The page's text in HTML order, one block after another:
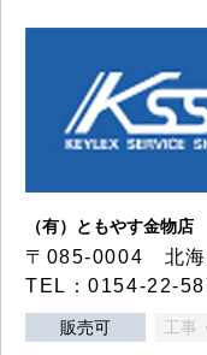
（有）ともやす金物店
〒085-0004 北海
TEL：0154-22-
販売可 工事